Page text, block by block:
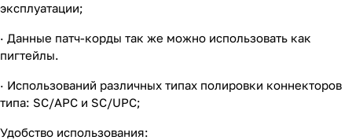
эксплуатации;
· Данные патч-корды так же можно использовать как
пигтейлы.
· Использований различных типах полировки коннекторов
типа: SC/APC и SC/UPC;
Удобство использования: